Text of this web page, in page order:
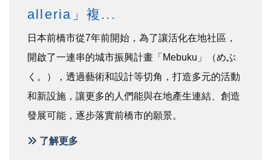
alleria」複...
日本前橋市從7年前開始，為了讓活化在地社區，
開啟了一連串的城市振興計畫「Mebuku」（めぶ
く。），透過藝術和設計等切角，打造多元的活動
和新設施，讓更多的人們能與在地產生連結、創造
發展可能，逐步落實前橋市的願景。
了解更多